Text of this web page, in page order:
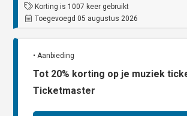
Korting is 1007 keer gebruikt
Toegevoegd 05 augustus 2026
• Aanbieding
Tot 20% korting op je muziek
Ticketmaster